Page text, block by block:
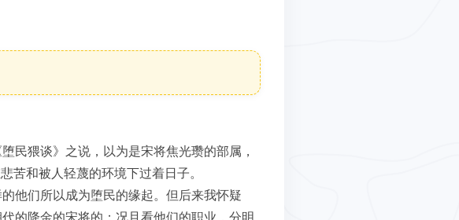
民猥谈》之说，以为是宋将焦光瓒的部属，
苦和被人轻蔑的环境下过着日子。
他们所以成为堕民的缘起。但后来我怀疑
的降金的宋将的；况且看他们的职业，分明